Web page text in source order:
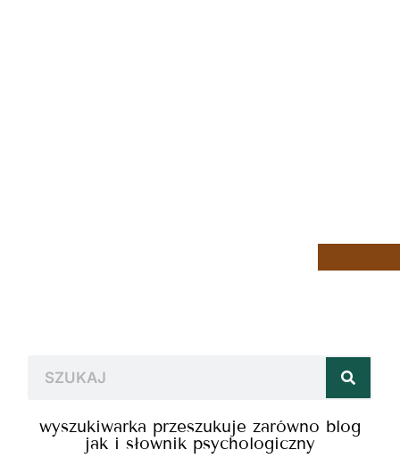
wyszukiwarka przeszukuje zarówno blog
jak i słownik psychologiczny